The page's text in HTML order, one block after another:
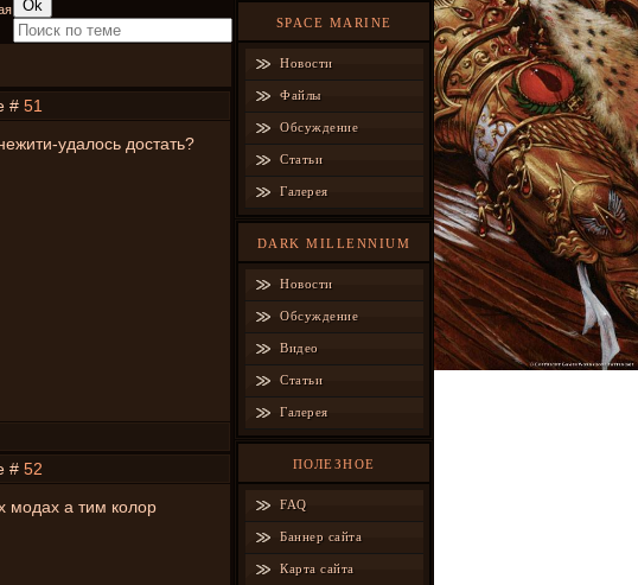
# 51
удалось достать?
# 52
модах а тим колор
SPACE MARINE
Новости
Файлы
Обсуждение
Статьи
Галерея
DARK MILLENNIUM
Новости
Обсуждение
Видео
Статьи
Галерея
ПОЛЕЗНОЕ
FAQ
Баннер сайта
Карта сайта